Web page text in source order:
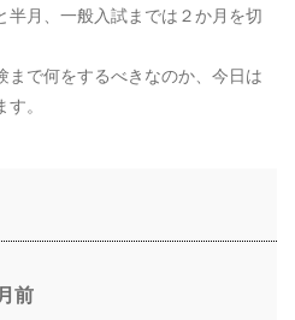
月、一般入試までは２か月を切
で何をするべきなのか、今日は
。
前